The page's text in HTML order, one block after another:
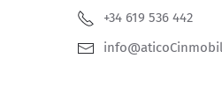
+34 619 536 442